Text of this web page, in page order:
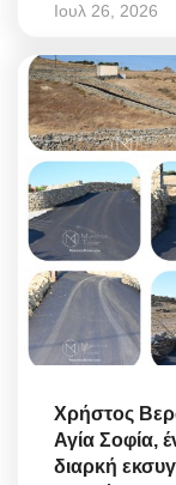
Ιουλ 26, 2026
Χρήστος
Αγία Σοφία,
διαρκή